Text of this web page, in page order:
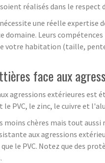
réalisés dans le
une réelle expertise
domaine. Leurs
votre habitation (taille,
face aux
agressions extérieures
PVC, le zinc, le cuivre et
moins chères mais tout
aux agressions
que le PVC. Notez que des